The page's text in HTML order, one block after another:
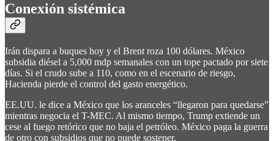
Conexión sistémica
Irán dispara a buques hoy y el Brent roza 100 dólares. México
subsidia diésel a 5,000 mdp semanales con un tope pactado por siete
días. Si el crudo sube a 110, como en el escenario de riesgo,
Hacienda pierde el control del gasto energético.
EE.UU. le dice a México que los aranceles “llegaron para quedarse”
mientras negocia el T-MEC. Al mismo tiempo, Trump extiende un
cese al fuego retórico que no baja el petróleo. México paga la guerra
de otro con subsidios que no puede sostener.